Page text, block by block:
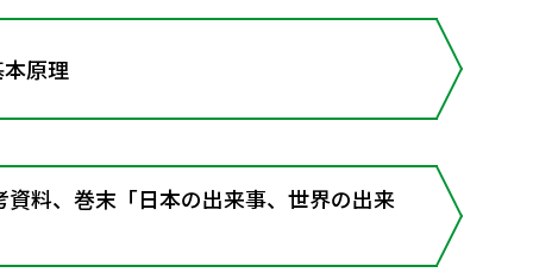
原理
料、巻末「日本の出来事、世界の出来